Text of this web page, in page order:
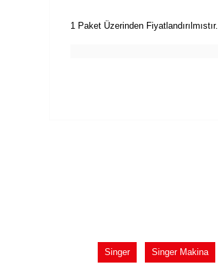
1 Paket Üzerinden Fiyatlandırılmıstır.
Singer Singer Makina